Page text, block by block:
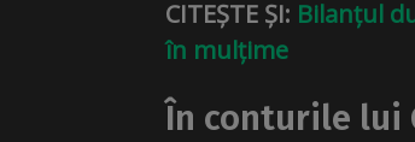
CITEȘTE ȘI: Bilanțul
în mulțime
În conturile lui